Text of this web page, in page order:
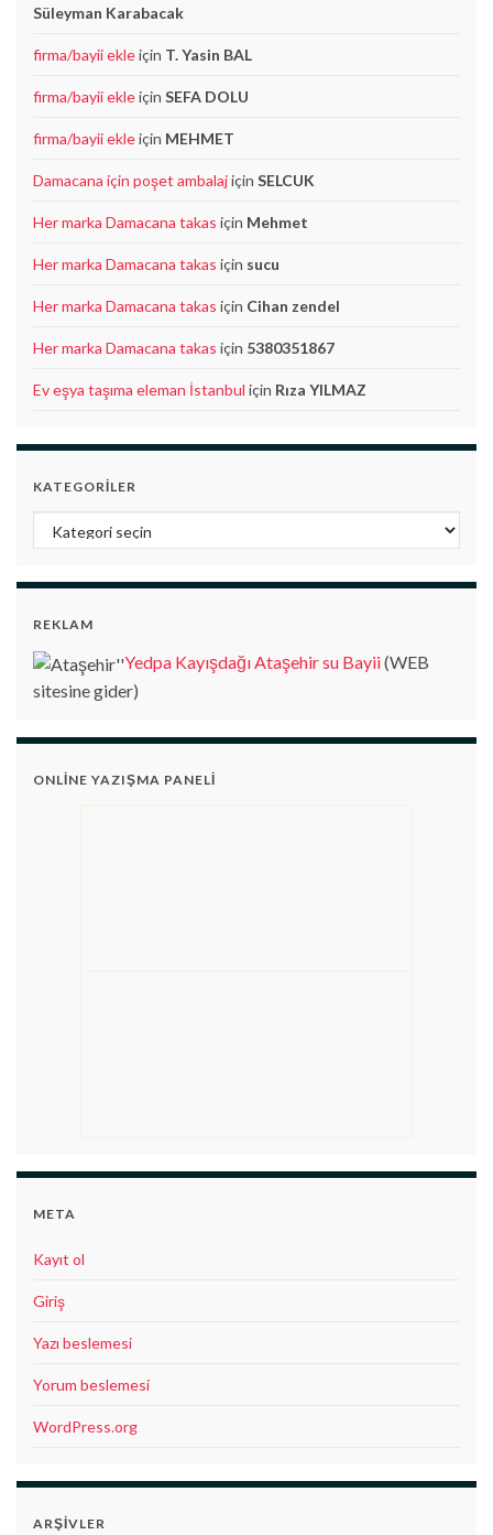
Süleyman Karabacak
firma/bayii ekleiçin T. Yasin BAL
firma/bayii ekleiçin SEFA DOLU
firma/bayii ekleiçin MEHMET
Damacana için poşet ambalajiçin SELCUK
Her marka Damacana takas için Mehmet
Her marka Damacana takas için sucu
Her marka Damacana takas için Cihan zendel
Her marka Damacana takas için 5380351867
Ev eşya taşıma eleman İstanbul için Rıza YILMAZ
KATEGORILER
Kategoriler
REKLAM
Yedpa Kayışdağı Ataşehir su Bayii(WEB
sitesine gider)
ONLINE YAZIŞMA PANELI
META
Kayıt ol
Giriş
Yazı beslemesi
Yorum beslemesi
WordPress.org
ARŞIVLER